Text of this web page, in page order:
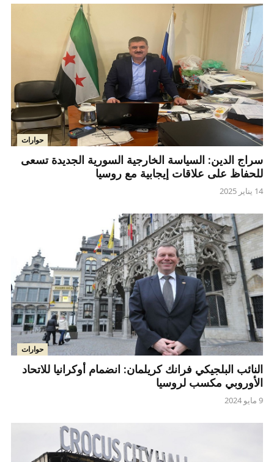
حوارات
سراج الدين: السياسة الخارجية السورية الجديدة تسعى
للحفاظ على علاقات إيجابية مع روسيا
14 يناير 2025
حوارات
النائب البلجيكي فرانك كريلمان: انضمام أوكرانيا للاتحاد
الأوروبي مكسب لروسيا
9 مايو 2024